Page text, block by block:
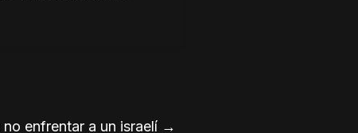
enfrentar a un israelí →